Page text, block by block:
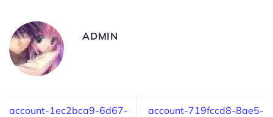
ADMIN
account-1ec2bca9-6d67-
account-719fccd8-8ae5-